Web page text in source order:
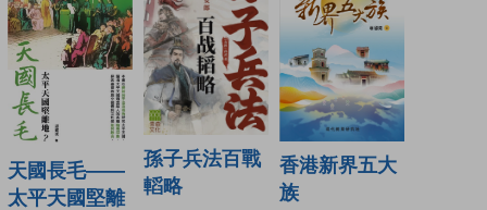
天國長毛——
太平天國堅離
孫子兵法百戰
轁略
香港新界五大
族